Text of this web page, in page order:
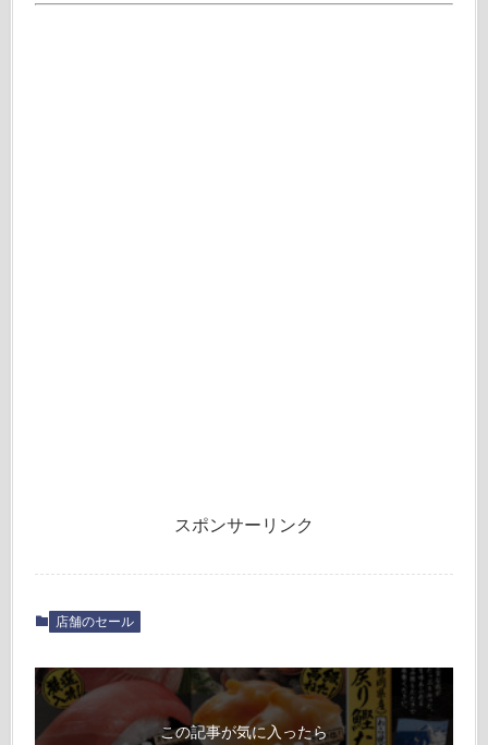
スポンサーリンク
店舗のセール
この記事が気に入ったら